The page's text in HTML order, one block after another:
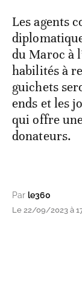
Les agents
du Maroc à
habilités à
guichets
ends et les
qui offre
donateurs.
Par le360
Le 22/09/2023 à